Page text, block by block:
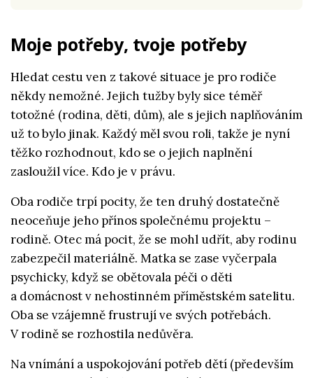
Moje potřeby, tvoje potřeby
Hledat cestu ven z takové situace je pro rodiče
někdy nemožné. Jejich tužby byly sice téměř
totožné (rodina, děti, dům), ale s jejich naplňováním
už to bylo jinak. Každý měl svou roli, takže je nyní
těžko rozhodnout, kdo se o jejich naplnění
zasloužil více. Kdo je v právu.
Oba rodiče trpí pocity, že ten druhý dostatečně
neoceňuje jeho přínos společnému projektu –
rodině. Otec má pocit, že se mohl udřít, aby rodinu
zabezpečil materiálně. Matka se zase vyčerpala
psychicky, když se obětovala péči o děti
a domácnost v nehostinném příměstském satelitu.
Oba se vzájemně frustrují ve svých potřebách.
V rodině se rozhostila nedůvěra.
Na vnímání a uspokojování potřeb dětí (především